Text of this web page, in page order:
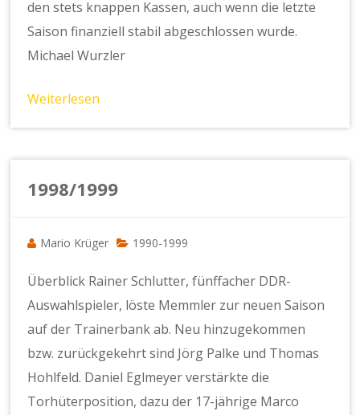
den stets knappen Kassen, auch wenn die letzte
Saison finanziell stabil abgeschlossen wurde.
Michael Wurzler
Weiterlesen
1998/1999
Mario Krüger 1990-1999
Überblick Rainer Schlutter, fünffacher DDR-
Auswahlspieler, löste Memmler zur neuen Saison
auf der Trainerbank ab. Neu hinzugekommen
bzw. zurückgekehrt sind Jörg Palke und Thomas
Hohlfeld. Daniel Eglmeyer verstärkte die
Torhüterposition, dazu der 17-jährige Marco